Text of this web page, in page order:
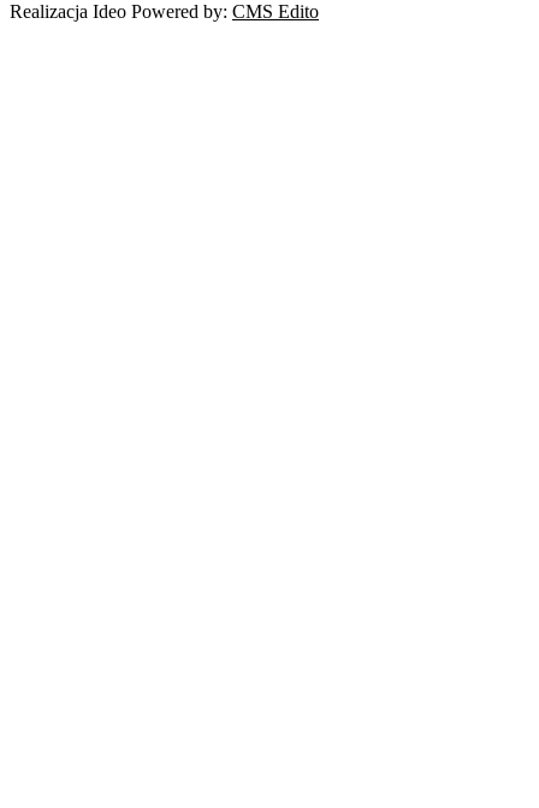
Realizacja Ideo Powered by: CMS Edito